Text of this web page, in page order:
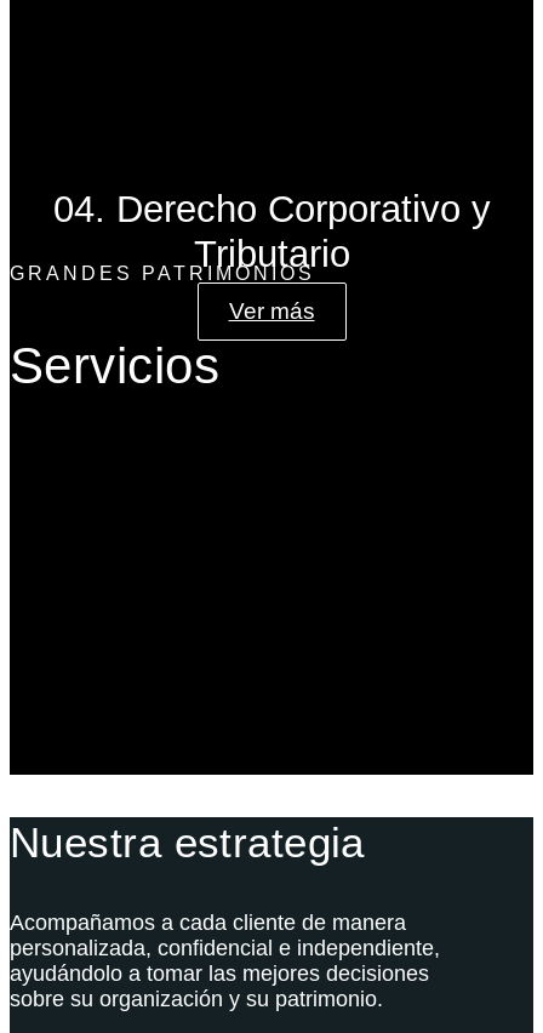
04. Derecho Corporativo y
Tributario
Ver más
GRANDES PATRIMONIOS
Servicios
Nuestra estrategia
Acompañamos a cada cliente de manera
personalizada, confidencial e independiente,
ayudándolo a tomar las mejores decisiones
sobre su organización y su patrimonio.